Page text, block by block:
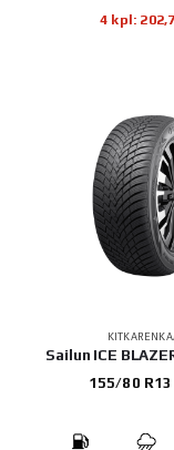
4 kpl:
Sailun ICE
155/80